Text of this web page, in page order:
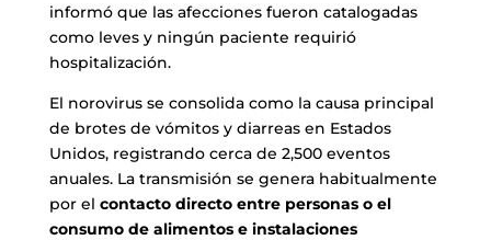
informó que las afecciones fueron catalogadas
como leves y ningún paciente requirió
hospitalización.
El norovirus se consolida como la causa principal
de brotes de vómitos y diarreas en Estados
Unidos, registrando cerca de 2,500 eventos
anuales. La transmisión se genera habitualmente
por el contacto directo entre personas o el
consumo de alimentos e instalaciones